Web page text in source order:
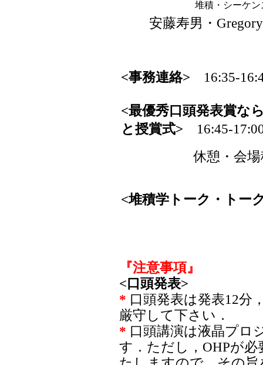
堆積・シーケ
安藤寿男・
<事務連絡> 16:35-
<最優秀口頭発表賞な
と授賞式> 16:45-
休憩・会
<堆積学トーク・トー
『注意事項』
<口頭発表>
* 口頭発表は発表12分
厳守して下さい．
* 口頭講演は液晶プロ
す．ただし，OHPが